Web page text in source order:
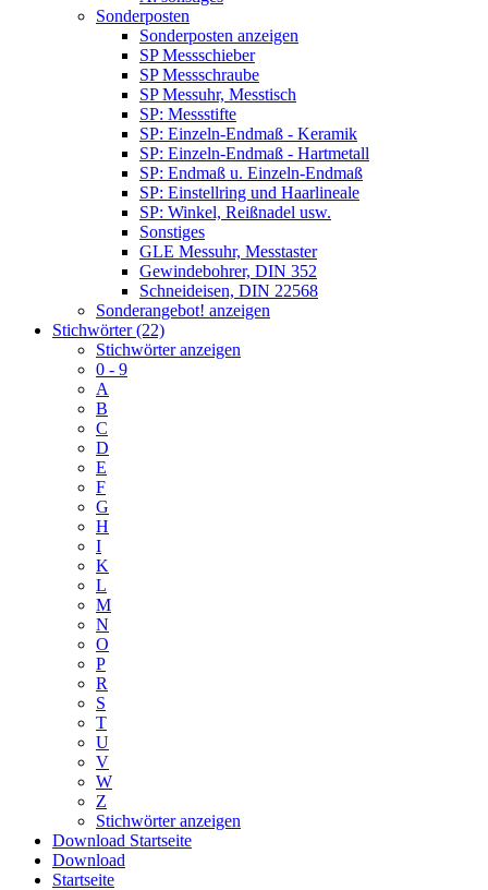
Sonderposten
Sonderposten anzeigen
SP Messschieber
SP Messschraube
SP Messuhr, Messtisch
SP: Messstifte
SP: Einzeln-Endmaß - Keramik
SP: Einzeln-Endmaß - Hartmetall
SP: Endmaß u. Einzeln-Endmaß
SP: Einstellring und Haarlineale
SP: Winkel, Reißnadel usw.
Sonstiges
GLE Messuhr, Messtaster
Gewindebohrer, DIN 352
Schneideisen, DIN 22568
Sonderangebot! anzeigen
Stichwörter (22)
Stichwörter anzeigen
0 - 9
A
B
C
D
E
F
G
H
I
K
L
M
N
O
P
R
S
T
U
V
W
Z
Stichwörter anzeigen
Download Startseite
Download
Startseite